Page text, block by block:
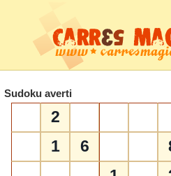
Sudoku averti
2
1
6